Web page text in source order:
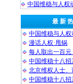
中国维稳与人权
最 新
中国维稳与人
漫话人权·甩锅
每人取出一百
中国维稳十八
北京维权人士
中国维稳十八